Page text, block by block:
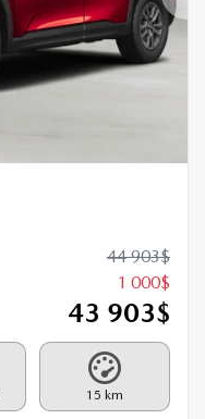
44 903$
1 000$
43 903$
15 km